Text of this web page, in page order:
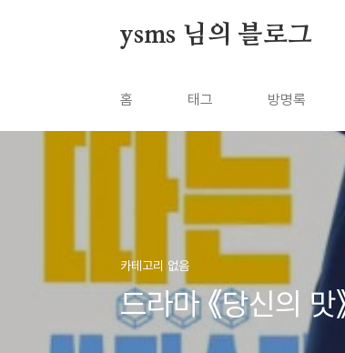
ysms 님의 블로그
홈 태그 방명록
카테고리 없음
드라마 《당신의